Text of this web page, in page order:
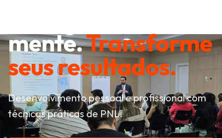
mente.Transforme
seus resultados.
Desenvolvimento pessoal e profissional com
técnicas práticas de PNL.